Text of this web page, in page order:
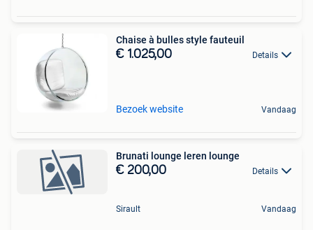
Chaise à bulles style fauteuil
€ 1.025,00 Details
Bezoek website Vandaag
Brunati lounge leren lounge
€ 200,00 Details
Sirault Vandaag